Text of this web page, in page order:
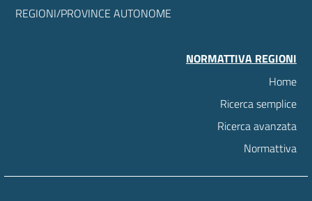
REGIONI/PROVINCE AUTONOME
NORMATTIVA REGIONI
Home
Ricerca semplice
Ricerca avanzata
Normattiva